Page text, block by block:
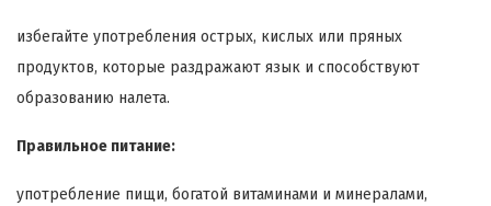
избегайте употребления острых, кислых или пряных
продуктов, которые раздражают язык и способствуют
образованию налета.
Правильное питание:
употребление пищи, богатой витаминами и минералами,